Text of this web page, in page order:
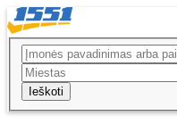
Ieškoti